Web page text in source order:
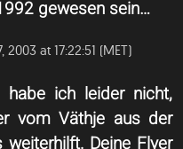
gewesen sein…
at 17:22:51 (MET)
habe ich leider nicht,
vom Väthje aus der
Deine Flyer